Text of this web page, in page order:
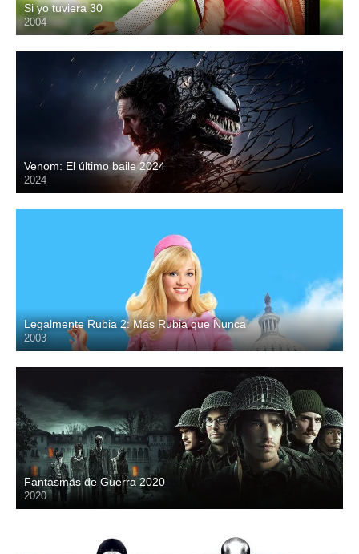
Si yo tuviera 30
2004
HD
Venom: El último baile 2024
2024
HD
Legalmente Rubia 2: Más Rubia que Nunca
2003
HD
Fantasmas de Guerra 2020
2020
HD